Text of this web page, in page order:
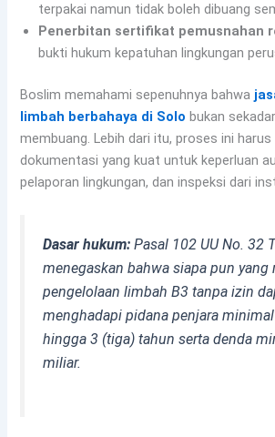
terpakai namun tidak boleh dibuang
Penerbitan sertifikat pemusnahan
bukti hukum kepatuhan lingkungan
Boslim memahami sepenuhnya bahwa
limbah berbahaya di Solo bukan
membuang. Lebih dari itu, proses ini
dokumentasi yang kuat untuk keperluan
pelaporan lingkungan, dan inspeksi dari
Dasar hukum: Pasal 102 UU No. 32
menegaskan bahwa siapa pun yang
pengelolaan limbah B3 tanpa izin
menghadapi pidana penjara
hingga 3 (tiga) tahun serta denda
miliar.